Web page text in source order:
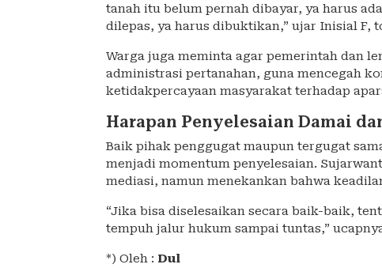
tanah itu belum pernah dibayar, ya harus
dilepas, ya harus dibuktikan,” ujar Inisial F,
Warga juga meminta agar pemerintah dan
administrasi pertanahan, guna mencegah
ketidakpercayaan masyarakat terhadap
Harapan Penyelesaian Damai
Baik pihak penggugat maupun tergugat
menjadi momentum penyelesaian.
mediasi, namun menekankan bahwa
“Jika bisa diselesaikan secara baik-baik,
tempuh jalur hukum sampai tuntas,”
*) Oleh : Dul